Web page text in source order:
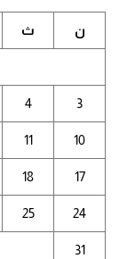
ن ث
3
4
10
11
17
18
24
25
31